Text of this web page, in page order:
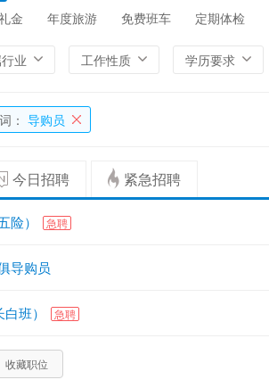
金
年度旅游 免费班车 定期体检
业 工作性质 学历要求
： 导购员
今日招聘 紧急招聘
险） 急聘
导购员
班） 急聘
收藏职位